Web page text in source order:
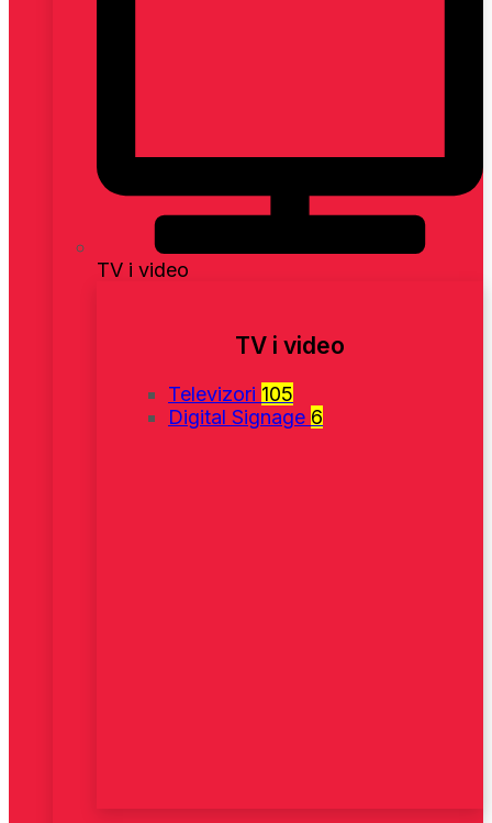
TV i video
TV i video
Televizori 105
Digital Signage 6